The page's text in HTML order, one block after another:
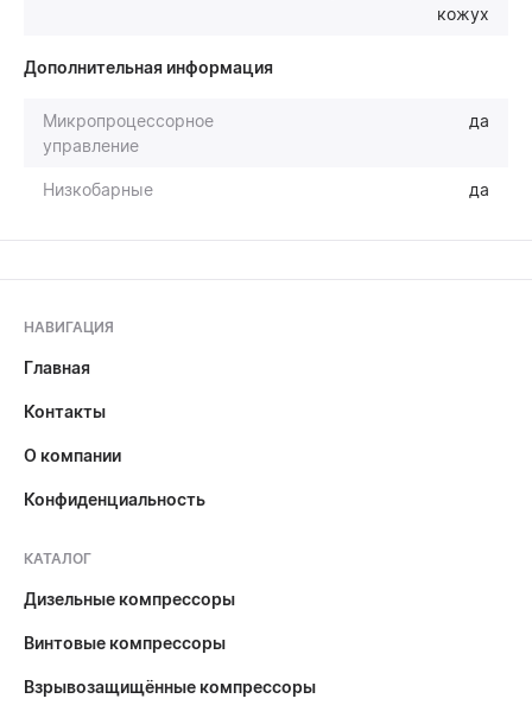
кожух
Дополнительная информация
Микропроцессорное
управление
да
Низкобарные да
НАВИГАЦИЯ
Главная
Контакты
О компании
Конфиденциальность
КАТАЛОГ
Дизельные компрессоры
Винтовые компрессоры
Взрывозащищённые компрессоры